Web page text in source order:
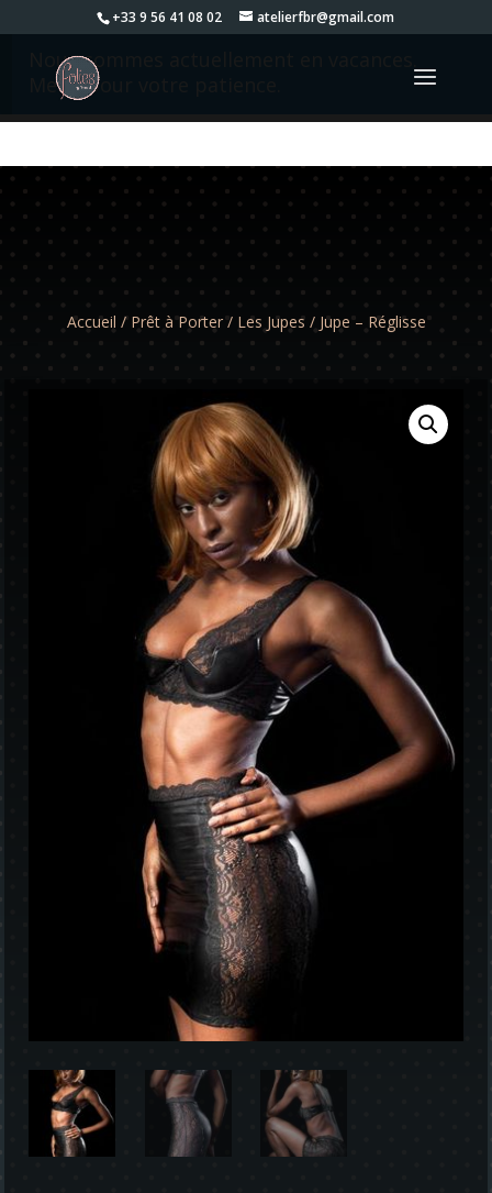
+33 9 56 41 08 02 atelierfbr@gmail.com
Nous sommes actuellement en vacances.
Merci pour votre patience.
Accueil / Prêt à Porter/ Les Jupes / Jupe – Réglisse